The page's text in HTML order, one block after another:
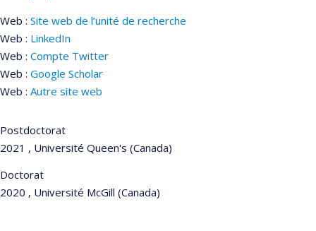
Web : Site web de l’unité de recherche
Web : LinkedIn
Web : Compte Twitter
Web : Google Scholar
Web : Autre site web
Postdoctorat
2021 , Université Queen's (Canada)
Doctorat
2020 , Université McGill (Canada)